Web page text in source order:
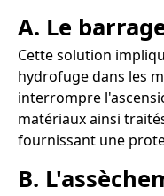
A. Le
Cette solution
hydrofuge dans les
interrompre
matériaux ainsi
fournissant une
B.